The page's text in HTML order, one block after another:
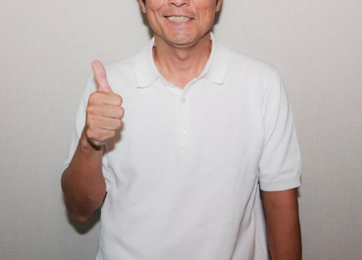
いうメッセージにつながっていると話した。人生は何度でも
立ち上がれるという応援歌は、自身の歩みそのものでもある
さらに、趣味についてもトークを展開。愛犬と過ごす時間を
増やすために驚くべきあるものを購入したと言う。さて何を
購入したのか…？ 詳しくはradikoタイムフリーで！